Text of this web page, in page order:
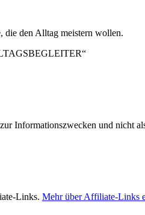
die den Alltag meistern wollen.
Informationszwecken und nicht
Links. Mehr über Affiliate-Links